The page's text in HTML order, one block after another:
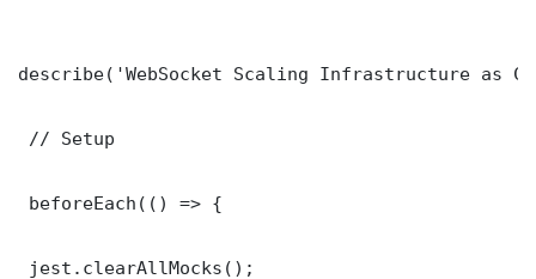
describe('WebSocket Scaling Infrastructure as
// Setup
beforeEach(() => {
jest.clearAllMocks();